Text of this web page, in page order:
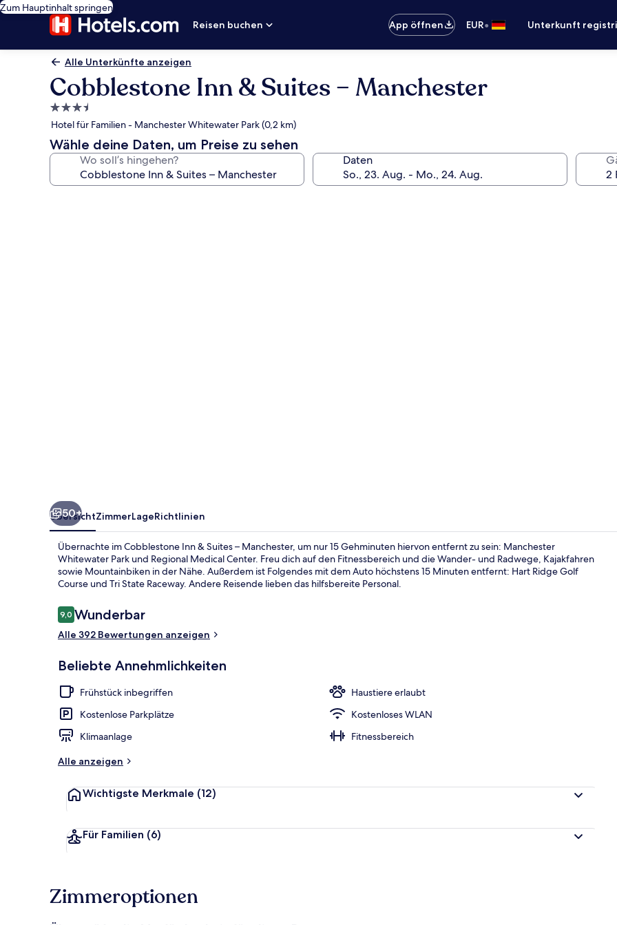
Zum Hauptinhalt springen
Reisen buchen
App öffnen EUR• Unterkunft
Alle Unterkünfte anzeigen
Cobblestone Inn & Suites – Manchester
3.5-
Sterne-
Unterkunft
Hotel für Familien - Manchester Whitewater Park (0,2 km)
Wähle deine Daten, um Preise zu sehen
Wo soll’s hingehen? Daten
Suite,
50+
ÜbersichtZimmerLageRichtlinien
Übernachte im Cobblestone Inn & Suites – Manchester, um nur 15 Gehminuten hiervon entfernt zu sein: Manchester
Whitewater Park und Regional Medical Center. Freu dich auf den Fitnessbereich und die Wander- und Radwege, Kajakfahren
sowie Mountainbiken in der Nähe. Außerdem ist Folgendes mit dem Auto höchstens 15 Minuten entfernt: Hart Ridge Golf
Course und Tri State Raceway. Andere Reisende lieben das hilfsbereite Personal.
Bewertungen
9,09,0 von 10.
Wunderbar
Alle 392 Bewertungen anzeigen
Beliebte Annehmlichkeiten
Frühstück inbegriffen
Haustiere erlaubt
Kostenlose Parkplätze
Kostenloses WLAN
Klimaanlage
Fitnessbereich
Alle anzeigen
Wichtigste Merkmale (12)
Für Familien (6)
Zimmeroptionen